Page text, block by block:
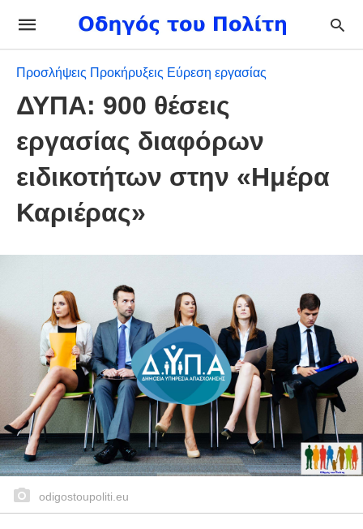
Προσλήψεις Προκήρυξεις Εύρεση εργασίας
ΔΥΠΑ: 900 θέσεις
εργασίας διαφόρων
ειδικοτήτων στην «Ημέρα
Καριέρας»
odigostoupoliti.eu